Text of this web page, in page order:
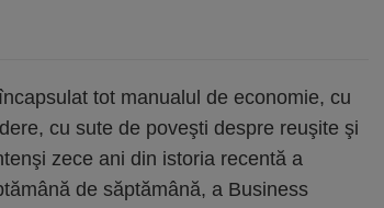
tot manualul de economie, cu
cu sute de poveşti despre reuşite şi
zece ani din istoria recentă a
de săptămână, a Business